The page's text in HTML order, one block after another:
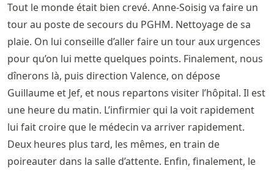
Tout le monde était bien crevé. Anne-Soisig va faire un
tour au poste de secours du PGHM. Nettoyage de sa
plaie. On lui conseille d’aller faire un tour aux urgences
pour qu’on lui mette quelques points. Finalement, nous
dînerons là, puis direction Valence, on dépose
Guillaume et Jef, et nous repartons visiter l’hôpital. Il est
une heure du matin. L’infirmier qui la voit rapidement
lui fait croire que le médecin va arriver rapidement.
Deux heures plus tard, les mêmes, en train de
poireauter dans la salle d’attente. Enfin, finalement, le